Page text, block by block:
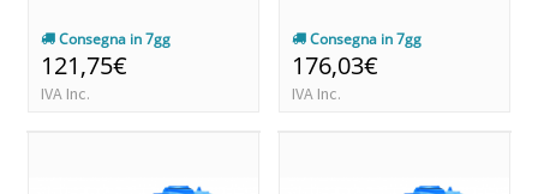
Consegna in 7gg
121,75€
IVA Inc.
Consegna in 7gg
176,03€
IVA Inc.